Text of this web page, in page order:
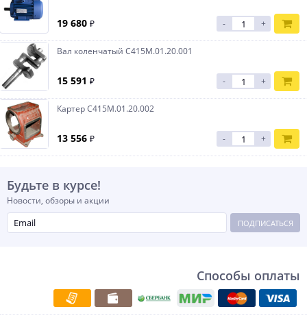
19 680 ₽ - +
Вал коленчатый С415М.01.20.001
15 591 ₽ - +
Картер С415М.01.20.002
13 556 ₽ - +
Будьте в курсе!
Новости, обзоры и акции
ПОДПИСАТЬСЯ
Способы оплаты